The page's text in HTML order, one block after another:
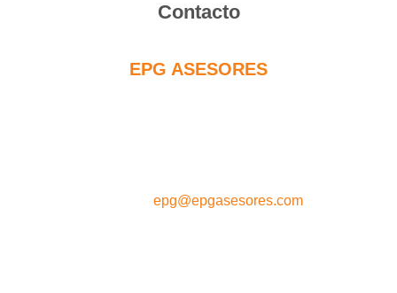
Contacto
EPG ASESORES
epg@epgasesores.com